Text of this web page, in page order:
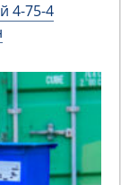
4-75-4